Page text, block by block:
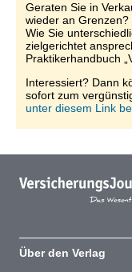
Geraten Sie in
wieder an Grenzen?
Wie Sie
zielgerichtet
Praktikerhandbuch
Interessiert? Dann
sofort zum
unter diesem Link
Über den Verlag